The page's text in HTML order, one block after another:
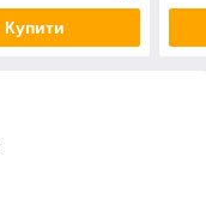
Купити